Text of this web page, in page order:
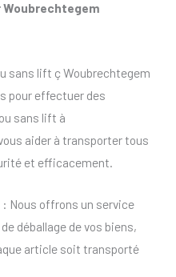
Woubrechtegem
sans lift ç Woubrechtegem
pour effectuer des
sans lift à
aider à transporter tous
et efficacement.
: Nous offrons un service
déballage de vos biens,
article soit transporté